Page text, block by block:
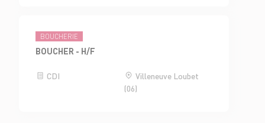
BOUCHERIE
BOUCHER - H/F
CDI
Villeneuve Loubet
(06)